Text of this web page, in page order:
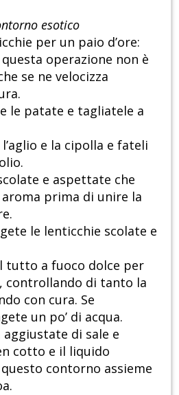
esotico
per un paio d’ore:
operazione non è
se ne velocizza
le patate e tagliatele a
e la cipolla e fateli
e aspettate che
prima di unire la
le lenticchie scolate e
tutto a fuoco dolce per
controllando di tanto la
con cura. Se
un po’ di acqua.
di sale e
cotto e il liquido
contorno assieme